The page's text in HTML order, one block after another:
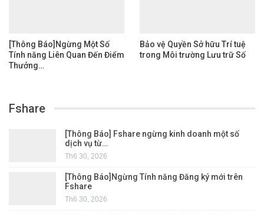
[Thông Báo]Ngừng Một Số
Tính năng Liên Quan Đến Điểm
Thưởng…
Bảo vệ Quyền Sở hữu Trí tuệ
trong Môi trường Lưu trữ Số
Fshare
[Thông Báo] Fshare ngừng kinh doanh một số
dịch vụ từ…
Th6 30, 2026
[Thông Báo]Ngừng Tính năng Đăng ký mới trên
Fshare
Th6 30, 2026